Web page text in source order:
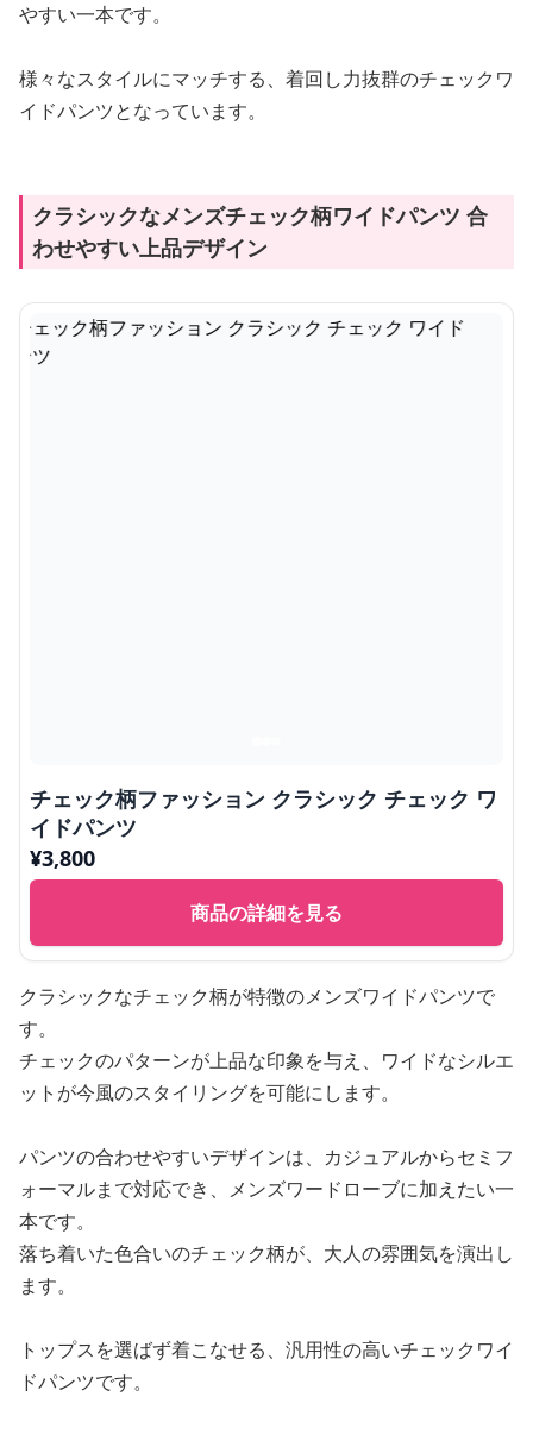
やすい一本です。
様々なスタイルにマッチする、着回し力抜群のチェックワ
イドパンツとなっています。
クラシックなメンズチェック柄ワイドパンツ 合
わせやすい上品デザイン
チェック柄ファッション クラシック チェック ワ
イドパンツ
¥3,800
商品の詳細を見る
クラシックなチェック柄が特徴のメンズワイドパンツで
す。
チェックのパターンが上品な印象を与え、ワイドなシルエ
ットが今風のスタイリングを可能にします。
パンツの合わせやすいデザインは、カジュアルからセミフ
ォーマルまで対応でき、メンズワードローブに加えたい一
本です。
落ち着いた色合いのチェック柄が、大人の雰囲気を演出し
ます。
トップスを選ばず着こなせる、汎用性の高いチェックワイ
ドパンツです。